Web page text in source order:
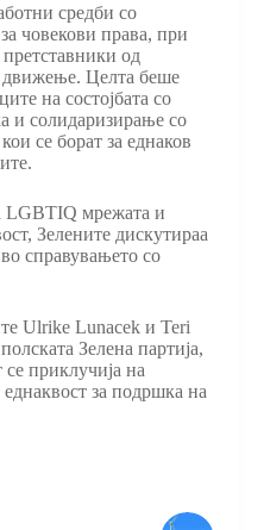
средби со
човекови права, при
од
Целта беше
на состојбата со
и солидаризирање со
се борат за еднаков
LGBTIQ мрежата и
Зелените дискутираа
справувањето со
Ulrike Lunacek и Teri
Зелена партија,
приклучија на
за подршка на